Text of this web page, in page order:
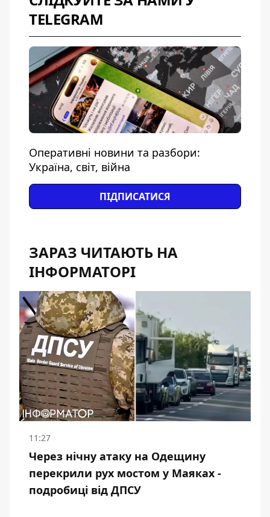
TELEGRAM
Оперативні новини та разбори:
Україна, світ, війна
ПІДПИСАТИСЯ
ЗАРАЗ ЧИТАЮТЬ НА
ІНФОРМАТОРІ
11:27
Через нічну атаку на Одещину
перекрили рух мостом у Маяках -
подробиці від ДПСУ